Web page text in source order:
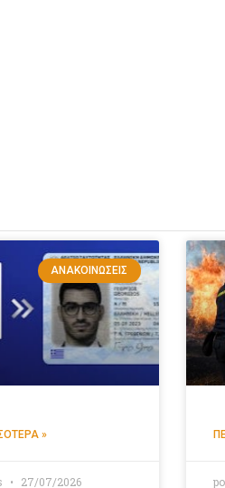
ΑΝΑΚΟΙΝΏΣΕΙΣ
»
27/07/2026